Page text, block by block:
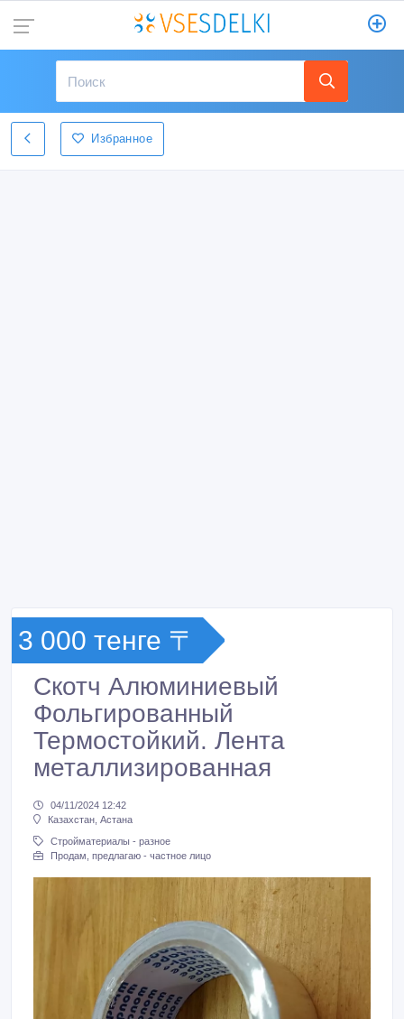
Избранное
3 000 тенге 〒
Скотч Алюминиевый
Фольгированный
Термостойкий. Лента
металлизированная
04/11/2024 12:42
Казахстан, Астана
Стройматериалы - разное
Продам, предлагаю - частное лицо